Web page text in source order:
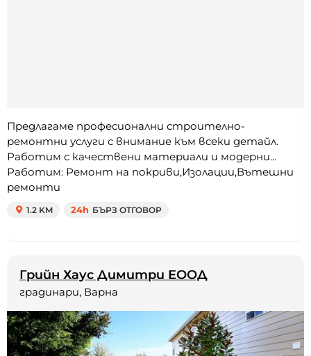
Предлагаме професионални строително-
ремонтни услуги с внимание към всеки детайл.
Работим с качествени материали и модерни...
Работим: Ремонт на покриви,Изолации,Вътешни
ремонти
1.2 KM 24h БЪРЗ ОТГОВОР
Грийн Хаус Димитри ЕООД
градинари, Варна